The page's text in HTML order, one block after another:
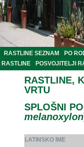
RASTLINE SEZNAM PO
RASTLINE
POSVOJITELJI
RASTLINE,
VRTU
SPLOŠNI
melanoxylon
LATINSKO IME